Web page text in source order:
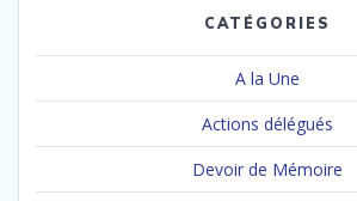
CATÉGORIES
A la Une
Actions délégués
Devoir de Mémoire